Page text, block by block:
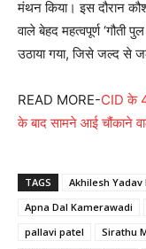
मंथन किया। इस दौरान
वाले बेहद महत्वपूर्ण ‘गौती
उठाया गया, जिसे जल्द से
READ MORE-CID के
के बाद सामने आई चौंकाने
TAGS
Akhilesh
Apna Dal Kamerawadi
pallavi patel
Sirathu